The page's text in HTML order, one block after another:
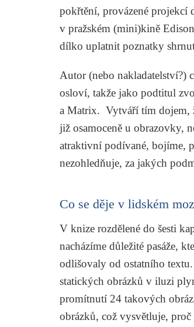
pokřtění, provázené projekcí
v pražském (mini)kině
dílko uplatnit poznatky
Autor (nebo nakladatelství?)
osloví, takže jako podtitul
a Matrix. Vytváří tím dojem,
již osamoceně u obrazovky,
atraktivní podívané, bojíme,
nezohledňuje, za jakých
Co se děje v lidském
V knize rozdělené do šesti
nacházíme důležité pasáže,
odlišovaly od ostatního
statických obrázků v iluzi
promítnutí 24 takových
obrázků, což vysvětluje,